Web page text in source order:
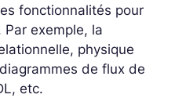
fonctionnalités pour
Par exemple, la
physique
de flux de
etc.